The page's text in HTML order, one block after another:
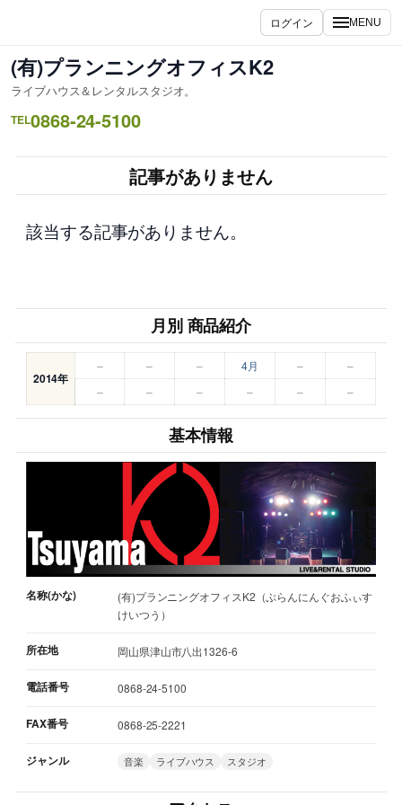
を
ス
キ
ッ
ログイン MENU
(有)プランニングオフィスK2
ライブハウス＆レンタルスタジオ。
TEL0868-24-5100
記事がありません
該当する記事がありません。
月別 商品紹介
2014年
– – – 4月 –
–
–
– – – – –
基本情報
名称(かな)
(有)プランニングオフィスK2（ぷらんにんぐおふぃす
けいつう）
所在地 岡山県津山市八出1326-6
電話番号 0868-24-5100
FAX番号 0868-25-2221
ジャンル 音楽 ライブハウス スタジオ